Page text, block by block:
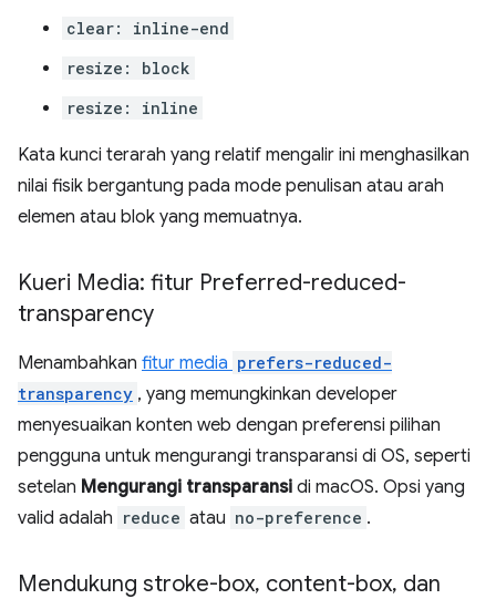
clear: inline-end
resize: block
resize: inline
Kata kunci terarah yang relatif mengalir ini menghasilkan
nilai fisik bergantung pada mode penulisan atau arah
elemen atau blok yang memuatnya.
Kueri Media: fitur Preferred-reduced-
transparency
Menambahkan fitur media prefers-reduced-
transparency , yang memungkinkan developer
menyesuaikan konten web dengan preferensi pilihan
pengguna untuk mengurangi transparansi di OS, seperti
setelan Mengurangi transparansi di macOS. Opsi yang
valid adalah reduce atau no-preference .
Mendukung stroke-box, content-box, dan